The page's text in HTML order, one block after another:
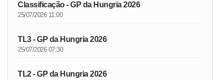
Classificação - GP da Hungria 2026
25/07/2026 11:00
TL3 - GP da Hungria 2026
25/07/2026 07:30
TL2 - GP da Hungria 2026